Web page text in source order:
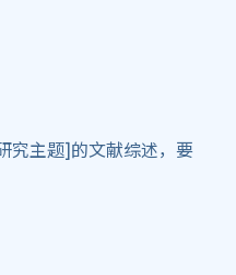
究主题]的文献综述，要